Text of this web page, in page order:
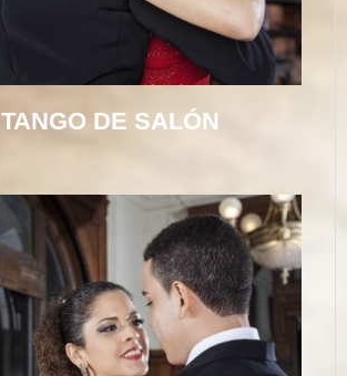
TANGO DE SALÓN